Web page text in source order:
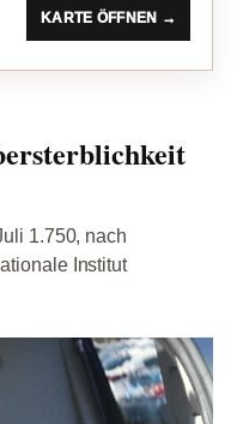
KARTE ÖFFNEN →
1.750, nach
Institut